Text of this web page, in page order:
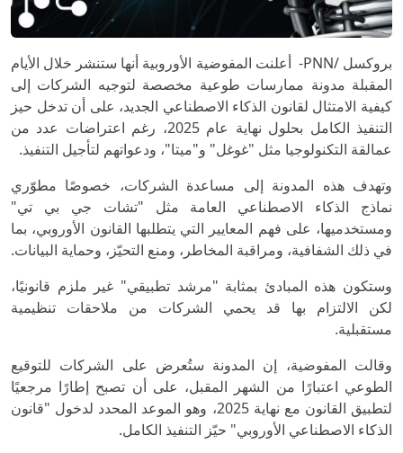
بروكسل /PNN- أعلنت المفوضية الأوروبية أنها ستنشر خلال الأيام
المقبلة مدونة ممارسات طوعية مخصصة لتوجيه الشركات إلى
كيفية الامتثال لقانون الذكاء الاصطناعي الجديد، على أن تدخل حيز
التنفيذ الكامل بحلول نهاية عام 2025، رغم اعتراضات عدد من
عمالقة التكنولوجيا مثل "غوغل" و"ميتا"، ودعواتهم لتأجيل التنفيذ.
وتهدف هذه المدونة إلى مساعدة الشركات، خصوصًا مطوّري
نماذج الذكاء الاصطناعي العامة مثل "تشات جي بي تي"
ومستخدميها، على فهم المعايير التي يتطلبها القانون الأوروبي، بما
في ذلك الشفافية، ومراقبة المخاطر، ومنع التحيّز، وحماية البيانات.
وستكون هذه المبادئ بمثابة "مرشد تطبيقي" غير ملزم قانونيًا،
لكن الالتزام بها قد يحمي الشركات من ملاحقات تنظيمية
مستقبلية.
وقالت المفوضية، إن المدونة ستُعرض على الشركات للتوقيع
الطوعي اعتبارًا من الشهر المقبل، على أن تصبح إطارًا مرجعيًا
لتطبيق القانون مع نهاية 2025، وهو الموعد المحدد لدخول "قانون
الذكاء الاصطناعي الأوروبي" حيّز التنفيذ الكامل.